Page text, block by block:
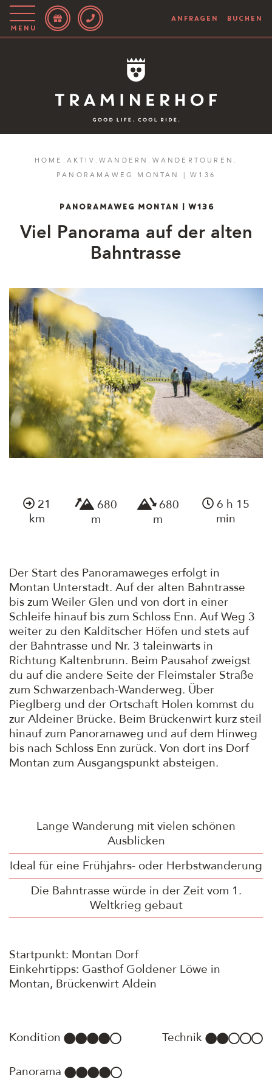
Story
Hotel
Rooms
Bike
Magazin
EN
Menu
ANFRAGEN BUCHEN
HOME . AKTIV . WANDERN . WANDERTOUREN .
PANORAMAWEG MONTAN | W136
PANORAMAWEG MONTAN | W136
Viel Panorama auf der alten
Bahntrasse
21
km
680
m
680
m
6 h 15
min
Der Start des Panoramaweges erfolgt in
Montan Unterstadt. Auf der alten Bahntrasse
bis zum Weiler Glen und von dort in einer
Schleife hinauf bis zum Schloss Enn. Auf Weg 3
weiter zu den Kalditscher Höfen und stets auf
der Bahntrasse und Nr. 3 taleinwärts in
Richtung Kaltenbrunn. Beim Pausahof zweigst
du auf die andere Seite der Fleimstaler Straße
zum Schwarzenbach-Wanderweg. Über
Pieglberg und der Ortschaft Holen kommst du
zur Aldeiner Brücke. Beim Brückenwirt kurz steil
hinauf zum Panoramaweg und auf dem Hinweg
bis nach Schloss Enn zurück. Von dort ins Dorf
Montan zum Ausgangspunkt absteigen.
Lange Wanderung mit vielen schönen
Ausblicken
Ideal für eine Frühjahrs- oder Herbstwanderung
Die Bahntrasse würde in der Zeit vom 1.
Weltkrieg gebaut
Startpunkt: Montan Dorf
Einkehrtipps: Gasthof Goldener Löwe in
Montan, Brückenwirt Aldein
Kondition Technik
Panorama